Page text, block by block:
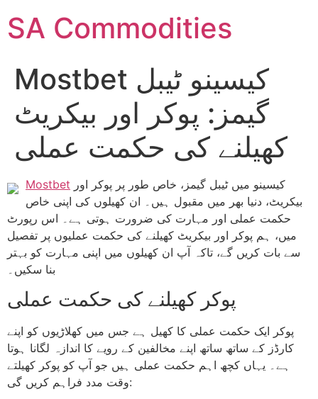
SA Commodities
Mostbet کیسینو ٹیبل
گیمز: پوکر اور بیکریٹ
کھیلنے کی حکمت عملی
Mostbet
بیکریٹ، دنیا بھر میں مقبول ہیں۔ ان کھیلوں کی اپنی خاص
حکمت عملی اور مہارت کی ضرورت ہوتی ہے۔ اس رپورٹ
میں، ہم پوکر اور بیکریٹ کھیلنے کی حکمت عملیوں پر تفصیل
سے بات کریں گے، تاکہ آپ ان کھیلوں میں اپنی مہارت کو بہتر
بنا سکیں۔
پوکر کھیلنے کی حکمت عملی
پوکر ایک حکمت عملی کا کھیل ہے جس میں کھلاڑیوں کو اپنے
کارڈز کے ساتھ ساتھ اپنے مخالفین کے رویے کا اندازہ لگانا ہوتا
ہے۔ یہاں کچھ اہم حکمت عملی ہیں جو آپ کو پوکر کھیلتے
وقت مدد فراہم کریں گی: